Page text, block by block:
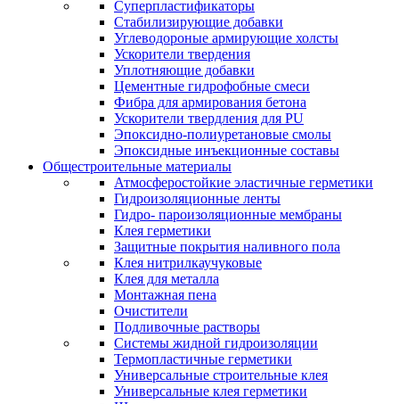
Суперпластификаторы
Стабилизирующие добавки
Углеводороные армирующие холсты
Ускорители твердения
Уплотняющие добавки
Цементные гидрофобные смеси
Фибра для армирования бетона
Ускорители твердления для PU
Эпоксидно-полиуретановые смолы
Эпоксидные инъекционные составы
Общестроительные материалы
Атмосферостойкие эластичные герметики
Гидроизоляционные ленты
Гидро- пароизоляционные мембраны
Клея герметики
Защитные покрытия наливного пола
Клея нитрилкаучуковые
Клея для металла
Монтажная пена
Очистители
Подливочные растворы
Системы жидной гидроизоляции
Термопластичные герметики
Универсальные строительные клея
Универсальные клея герметики